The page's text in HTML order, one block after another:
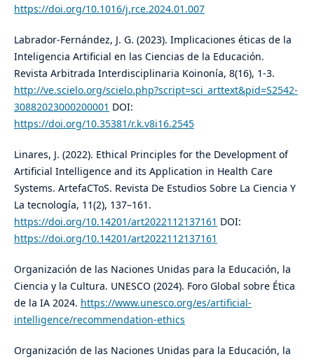
https://doi.org/10.1016/j.rce.2024.01.007
Labrador-Fernández, J. G. (2023). Implicaciones éticas de la
Inteligencia Artificial en las Ciencias de la Educación.
Revista Arbitrada Interdisciplinaria Koinonía, 8(16), 1-3.
http://ve.scielo.org/scielo.php?script=sci_arttext&pid=S2542-
30882023000200001 DOI:
https://doi.org/10.35381/r.k.v8i16.2545
Linares, J. (2022). Ethical Principles for the Development of
Artificial Intelligence and its Application in Health Care
Systems. ArtefaCToS. Revista De Estudios Sobre La Ciencia Y
La tecnología, 11(2), 137–161.
https://doi.org/10.14201/art2022112137161 DOI:
https://doi.org/10.14201/art2022112137161
Organización de las Naciones Unidas para la Educación, la
Ciencia y la Cultura. UNESCO (2024). Foro Global sobre Ética
de la IA 2024. https://www.unesco.org/es/artificial-
intelligence/recommendation-ethics
Organización de las Naciones Unidas para la Educación, la